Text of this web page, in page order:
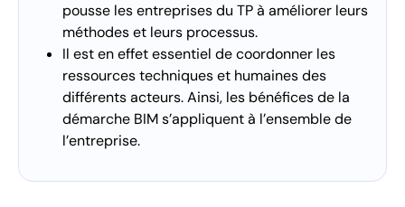
pousse les entreprises du TP à améliorer leurs
méthodes et leurs processus.
Il est en effet essentiel de coordonner les
ressources techniques et humaines des
différents acteurs. Ainsi, les bénéfices de la
démarche BIM s’appliquent à l’ensemble de
l’entreprise.